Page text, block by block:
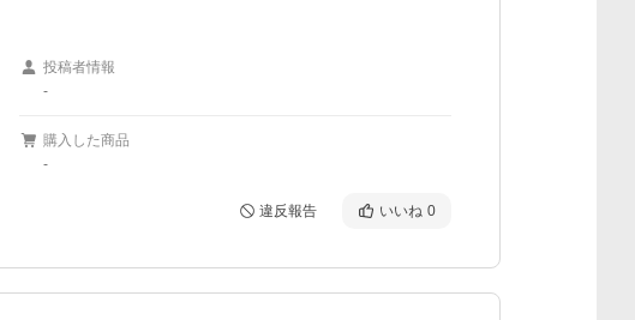
投稿者情報
-
購入した商品
-
違反報告 いいね 0